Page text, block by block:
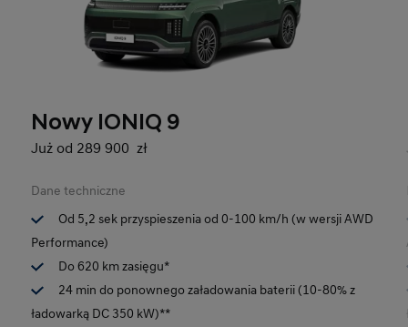
Nowy IONIQ 9
Już od 289 900 zł
Dane techniczne
Od 5,2 sek przyspieszenia od 0-100 km/h (w wersji AWD
Performance)
Do 620 km zasięgu*
24 min do ponownego załadowania baterii (10-80% z
ładowarką DC 350 kW)**